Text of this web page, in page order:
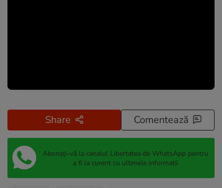
Share Comentează
Abonați-vă la canalul Libertatea de WhatsApp pentru
a fi la curent cu ultimele informații